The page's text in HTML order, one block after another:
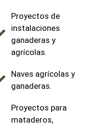
Proyectos de
instalaciones
ganaderas y
agrícolas.
Naves agrícolas y
ganaderas.
Proyectos para
mataderos,